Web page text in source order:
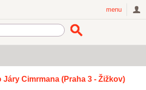
menu
Cimrmana (Praha 3 - Žižkov)